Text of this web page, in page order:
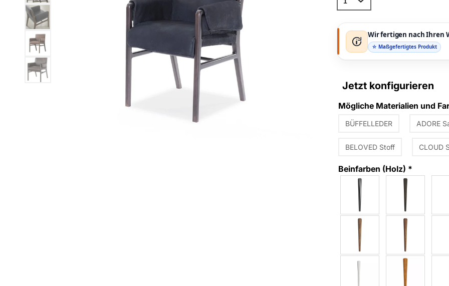
Wir fertigen nach Ihren
☆ Maßgefertigtes Produkt
Jetzt konfigurieren
Mögliche Materialien und
BÜFFELLEDER ADORE
BELOVED Stoff CLOUD
Beinfarben (Holz) *